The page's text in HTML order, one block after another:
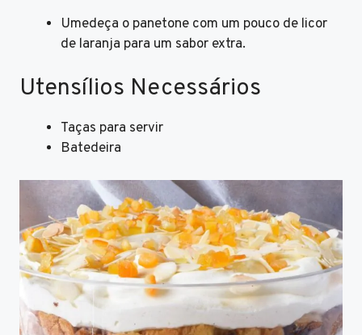
Umedeça o panetone com um pouco de licor
de laranja para um sabor extra.
Utensílios Necessários
Taças para servir
Batedeira